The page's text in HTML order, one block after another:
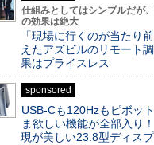
仕組みとしてはシンプルだが
の効果は絶大
「現場に行くのが当たり
えたアズビルのリモート
果はプライスレス
sponsored
USB-Cも120Hzもピボッ
ま欲しい機能が全部入り
現が美しい23.8型ディス